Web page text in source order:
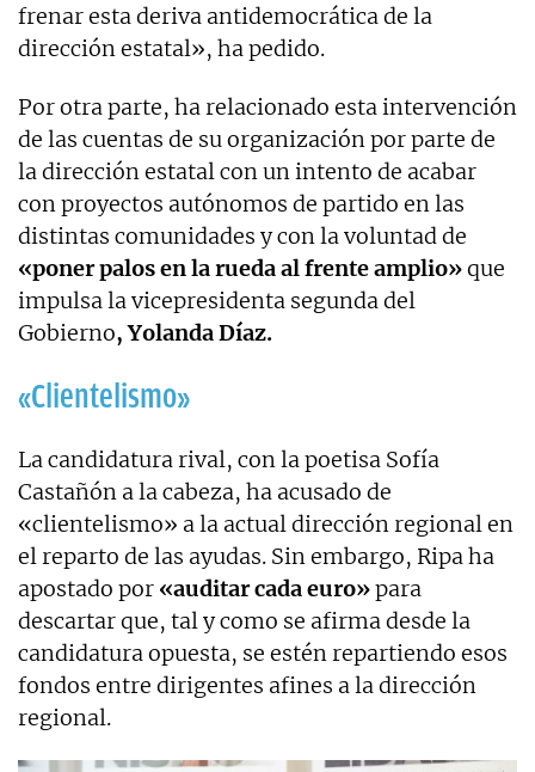
frenar esta deriva antidemocrática de la
dirección estatal», ha pedido.
Por otra parte, ha relacionado esta intervención
de las cuentas de su organización por parte de
la dirección estatal con un intento de acabar
con proyectos autónomos de partido en las
distintas comunidades y con la voluntad de
«poner palos en la rueda al frente amplio»que
impulsa la vicepresidenta segunda del
Gobierno, Yolanda Díaz.
«Clientelismo»
La candidatura rival, con la poetisa Sofía
Castañón a la cabeza, ha acusado de
«clientelismo» a la actual dirección regional en
el reparto de las ayudas. Sin embargo, Ripa ha
apostado por «auditar cada euro»para
descartar que, tal y como se afirma desde la
candidatura opuesta, se estén repartiendo esos
fondos entre dirigentes afines a la dirección
regional.